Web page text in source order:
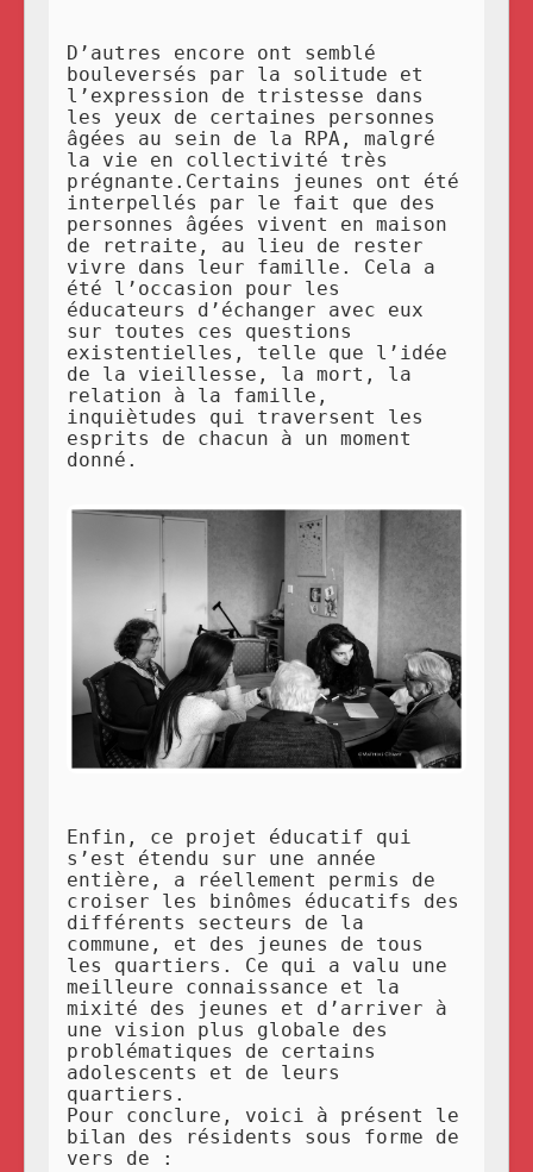
D’autres encore ont semblé
bouleversés par la solitude et
l’expression de tristesse dans
les yeux de certaines personnes
âgées au sein de la RPA, malgré
la vie en collectivité très
prégnante.Certains jeunes ont été
interpellés par le fait que des
personnes âgées vivent en maison
de retraite, au lieu de rester
vivre dans leur famille. Cela a
été l’occasion pour les
éducateurs d’échanger avec eux
sur toutes ces questions
existentielles, telle que l’idée
de la vieillesse, la mort, la
relation à la famille,
inquiètudes qui traversent les
esprits de chacun à un moment
donné.
Enfin, ce projet éducatif qui
s’est étendu sur une année
entière, a réellement permis de
croiser les binômes éducatifs des
différents secteurs de la
commune, et des jeunes de tous
les quartiers. Ce qui a valu une
meilleure connaissance et la
mixité des jeunes et d’arriver à
une vision plus globale des
problématiques de certains
adolescents et de leurs
quartiers.
Pour conclure, voici à présent le
bilan des résidents sous forme de
vers de :